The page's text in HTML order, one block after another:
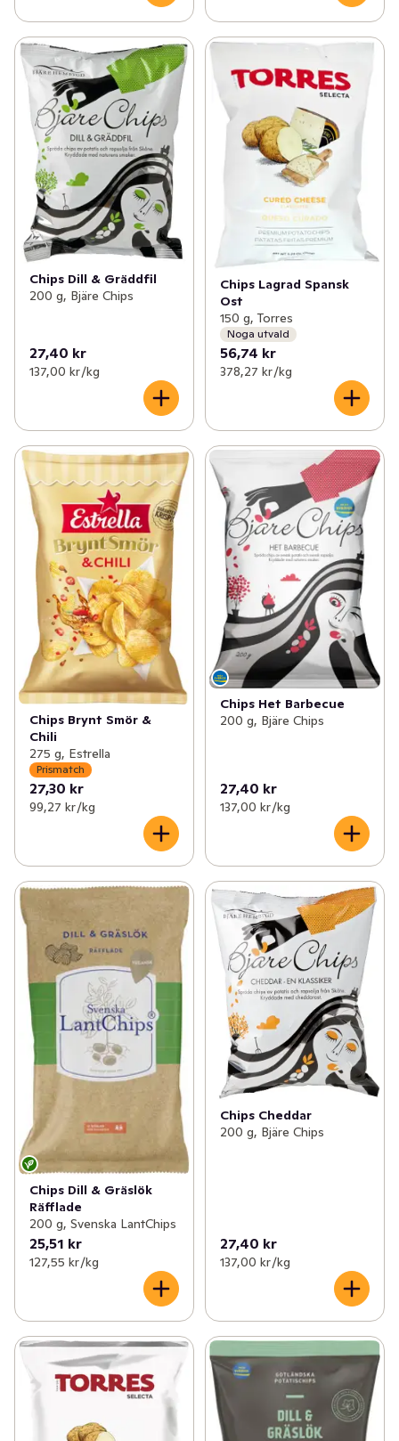
Chips Dill & Gräddfil
200 g, Bjäre Chips
27,40 kr
137,00 kr /kg
Chips Lagrad Spansk
Ost
150 g, Torres
Noga utvald
56,74 kr
378,27 kr /kg
Chips Brynt Smör &
Chili
275 g, Estrella
Prismatch
27,30 kr
99,27 kr /kg
Chips Het Barbecue
200 g, Bjäre Chips
27,40 kr
137,00 kr /kg
Chips Dill & Gräslök
Räfflade
200 g, Svenska LantChips
25,51 kr
127,55 kr /kg
Chips Cheddar
200 g, Bjäre Chips
27,40 kr
137,00 kr /kg